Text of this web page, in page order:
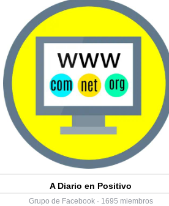
A Diario en Positivo
Grupo de Facebook · 1695 miembros